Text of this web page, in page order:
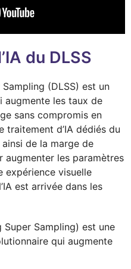
du DLSS
(DLSS) est un
augmente les taux de
sans compromis en
traitement d’IA dédiés du
ainsi de la marge de
augmenter les paramètres
expérience visuelle
est arrivée dans les
Super Sampling) est une
qui augmente